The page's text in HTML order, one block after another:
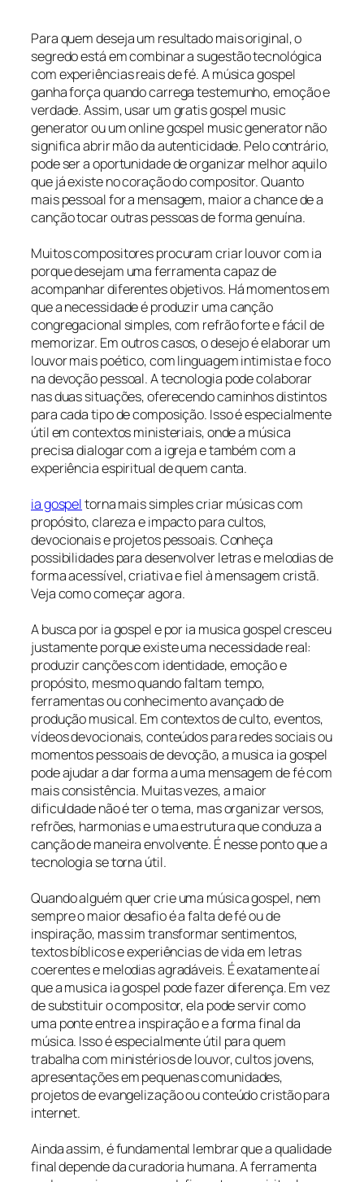
Para quem deseja um resultado mais original, o
segredo está em combinar a sugestão tecnológica
com experiências reais de fé. A música gospel
ganha força quando carrega testemunho, emoção e
verdade. Assim, usar um gratis gospel music
generator ou um online gospel music generator não
significa abrir mão da autenticidade. Pelo contrário,
pode ser a oportunidade de organizar melhor aquilo
que já existe no coração do compositor. Quanto
mais pessoal for a mensagem, maior a chance de a
canção tocar outras pessoas de forma genuína.
Muitos compositores procuram criar louvor com ia
porque desejam uma ferramenta capaz de
acompanhar diferentes objetivos. Há momentos em
que a necessidade é produzir uma canção
congregacional simples, com refrão forte e fácil de
memorizar. Em outros casos, o desejo é elaborar um
louvor mais poético, com linguagem intimista e foco
na devoção pessoal. A tecnologia pode colaborar
nas duas situações, oferecendo caminhos distintos
para cada tipo de composição. Isso é especialmente
útil em contextos ministeriais, onde a música
precisa dialogar com a igreja e também com a
experiência espiritual de quem canta.
ia gospeltorna mais simples criar músicas com
propósito, clareza e impacto para cultos,
devocionais e projetos pessoais. Conheça
possibilidades para desenvolver letras e melodias de
forma acessível, criativa e fiel à mensagem cristã.
Veja como começar agora.
A busca por ia gospel e por ia musica gospel cresceu
justamente porque existe uma necessidade real:
produzir canções com identidade, emoção e
propósito, mesmo quando faltam tempo,
ferramentas ou conhecimento avançado de
produção musical. Em contextos de culto, eventos,
vídeos devocionais, conteúdos para redes sociais ou
momentos pessoais de devoção, a musica ia gospel
pode ajudar a dar forma a uma mensagem de fé com
mais consistência. Muitas vezes, a maior
dificuldade não é ter o tema, mas organizar versos,
refrões, harmonias e uma estrutura que conduza a
canção de maneira envolvente. É nesse ponto que a
tecnologia se torna útil.
Quando alguém quer crie uma música gospel, nem
sempre o maior desafio é a falta de fé ou de
inspiração, mas sim transformar sentimentos,
textos bíblicos e experiências de vida em letras
coerentes e melodias agradáveis. É exatamente aí
que a musica ia gospel pode fazer diferença. Em vez
de substituir o compositor, ela pode servir como
uma ponte entre a inspiração e a forma final da
música. Isso é especialmente útil para quem
trabalha com ministérios de louvor, cultos jovens,
apresentações em pequenas comunidades,
projetos de evangelização ou conteúdo cristão para
internet.
Ainda assim, é fundamental lembrar que a qualidade
final depende da curadoria humana. A ferramenta